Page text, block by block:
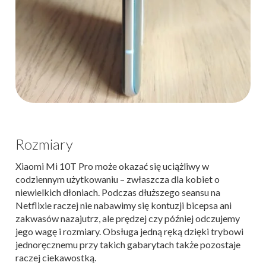
Rozmiary
Xiaomi Mi 10T Pro może okazać się uciążliwy w
codziennym użytkowaniu – zwłaszcza dla kobiet o
niewielkich dłoniach. Podczas dłuższego seansu na
Netflixie raczej nie nabawimy się kontuzji bicepsa ani
zakwasów nazajutrz, ale prędzej czy później odczujemy
jego wagę i rozmiary. Obsługa jedną ręką dzięki trybowi
jednoręcznemu przy takich gabarytach także pozostaje
raczej ciekawostką.